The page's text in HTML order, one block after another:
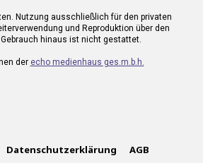
Nutzung ausschließlich für den privaten
und Reproduktion über den
hinaus ist nicht gestattet.
der echo medienhaus ges.m.b.h.
Datenschutzerklärung AGB